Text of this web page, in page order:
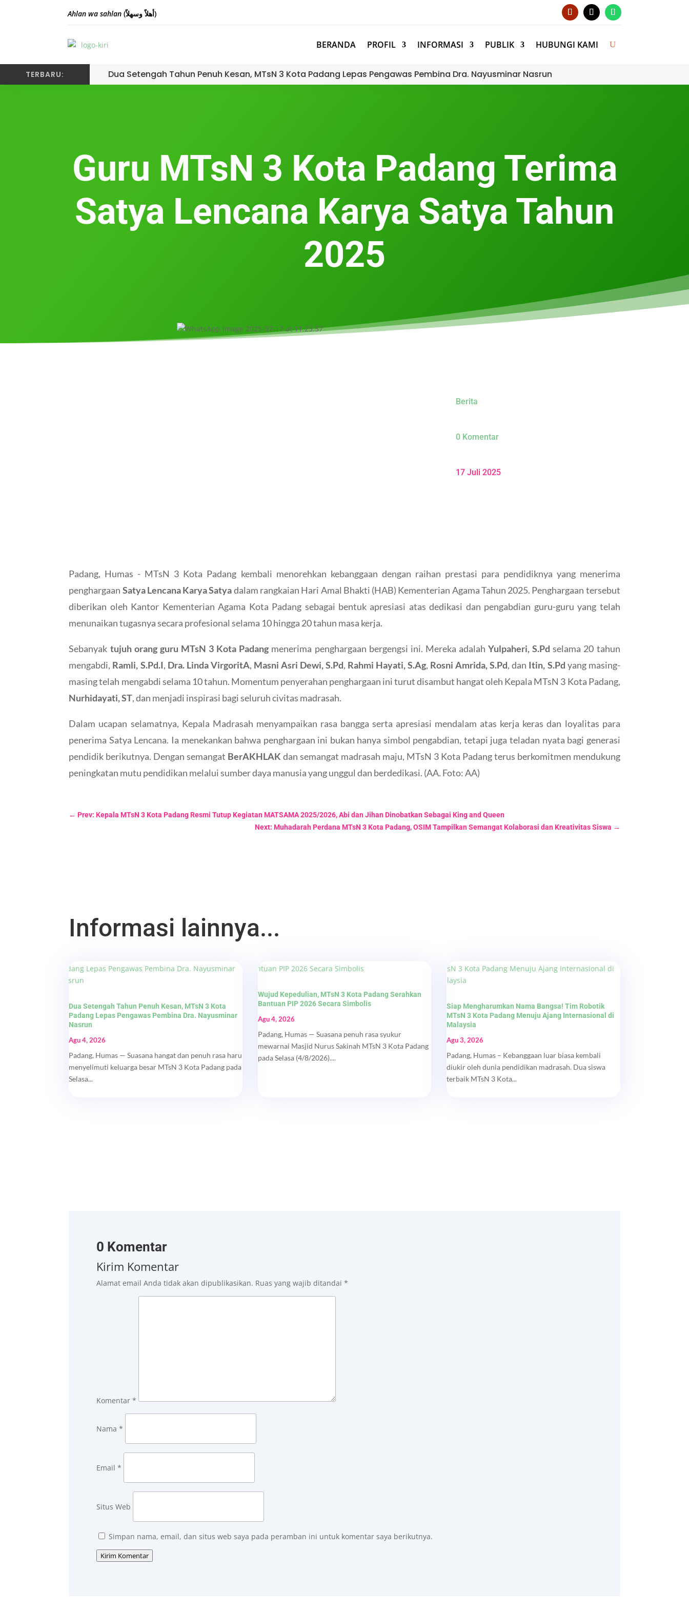
Ahlan wa sahlan (أهلاً وسهلاً)
BERANDA PROFIL INFORMASI PUBLIK HUBUNGI KAMI
TERBARU: Dua Setengah Tahun Penuh Kesan, MTsN 3 Kota Padang Lepas Pengawas Pembina Dra. Nayusminar Nasrun
Guru MTsN 3 Kota Padang Terima
Satya Lencana Karya Satya Tahun
2025
Berita
0 Komentar
17 Juli 2025
Padang, Humas - MTsN 3 Kota Padang kembali menorehkan kebanggaan dengan raihan prestasi para pendidiknya yang menerima
penghargaan Satya Lencana Karya Satyadalam rangkaian Hari Amal Bhakti (HAB) Kementerian Agama Tahun 2025. Penghargaan tersebut
diberikan oleh Kantor Kementerian Agama Kota Padang sebagai bentuk apresiasi atas dedikasi dan pengabdian guru-guru yang telah
menunaikan tugasnya secara profesional selama 10 hingga 20 tahun masa kerja.
Sebanyak tujuh orang guru MTsN 3 Kota Padang menerima penghargaan bergengsi ini. Mereka adalahYulpaheri, S.Pd selama 20 tahun
mengabdi, Ramli, S.Pd.I, Dra. Linda VirgoritA, Masni Asri Dewi, S.Pd, Rahmi Hayati, S.Ag, Rosni Amrida, S.Pd, dan Itin, S.Pd yang masing-
masing telah mengabdi selama 10 tahun. Momentum penyerahan penghargaan ini turut disambut hangat oleh Kepala MTsN 3 Kota Padang,
Nurhidayati, ST, dan menjadi inspirasi bagi seluruh civitas madrasah.
Dalam ucapan selamatnya, Kepala Madrasah menyampaikan rasa bangga serta apresiasi mendalam atas kerja keras dan loyalitas para
penerima Satya Lencana. Ia menekankan bahwa penghargaan ini bukan hanya simbol pengabdian, tetapi juga teladan nyata bagi generasi
pendidik berikutnya. Dengan semangat BerAKHLAK dan semangat madrasah maju, MTsN 3 Kota Padang terus berkomitmen mendukung
peningkatan mutu pendidikan melalui sumber daya manusia yang unggul dan berdedikasi. (AA. Foto: AA)
←Prev: Kepala MTsN 3 Kota Padang Resmi Tutup Kegiatan MATSAMA 2025/2026, Abi dan Jihan Dinobatkan Sebagai King and Queen
Next: Muhadarah Perdana MTsN 3 Kota Padang, OSIM Tampilkan Semangat Kolaborasi dan Kreativitas Siswa →
Informasi lainnya...
Dua Setengah Tahun Penuh Kesan, MTsN 3 Kota
Padang Lepas Pengawas Pembina Dra. Nayusminar
Nasrun
Agu 4, 2026
Padang, Humas — Suasana hangat dan penuh rasa haru
menyelimuti keluarga besar MTsN 3 Kota Padang pada
Selasa...
Wujud Kepedulian, MTsN 3 Kota Padang Serahkan
Bantuan PIP 2026 Secara Simbolis
Agu 4, 2026
Padang, Humas — Suasana penuh rasa syukur
mewarnai Masjid Nurus Sakinah MTsN 3 Kota Padang
pada Selasa (4/8/2026)....
Siap Mengharumkan Nama Bangsa! Tim Robotik
MTsN 3 Kota Padang Menuju Ajang Internasional di
Malaysia
Agu 3, 2026
Padang, Humas – Kebanggaan luar biasa kembali
diukir oleh dunia pendidikan madrasah. Dua siswa
terbaik MTsN 3 Kota...
0 Komentar
Kirim Komentar
Alamat email Anda tidak akan dipublikasikan. Ruas yang wajib ditandai*
Komentar*
Nama*
Email*
Situs Web
Simpan nama, email, dan situs web saya pada peramban ini untuk komentar saya berikutnya.
Kirim Komentar